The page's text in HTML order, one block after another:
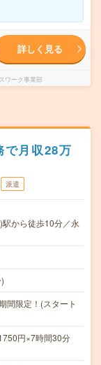
詳しく見る
ワーク事業部
で月収28万
派遣
から徒歩10分／永
間限定！(スタート
円×7時間30分